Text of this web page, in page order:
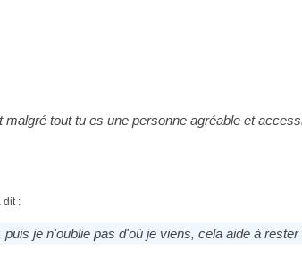
tout tu es une personne agréable et
:
je n'oublie pas d'où je viens, cela aide à rester